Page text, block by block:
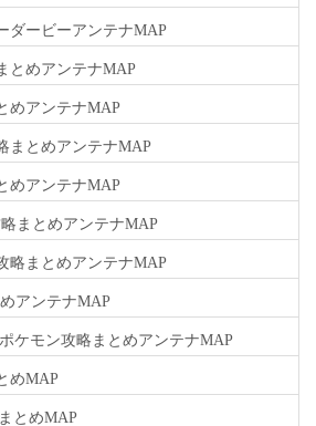
ダービーアンテナMAP
とめアンテナMAP
めアンテナMAP
まとめアンテナMAP
めアンテナMAP
まとめアンテナMAP
略まとめアンテナMAP
アンテナMAP
ケモン攻略まとめアンテナMAP
めMAP
とめMAP